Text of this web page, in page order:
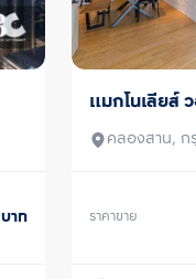
บาท
ขายพร้อมผู้เช่า
แมกโนเลียส์
ซ์ ณ ไอคอนส
คลองสาน, ก
ราคาขาย